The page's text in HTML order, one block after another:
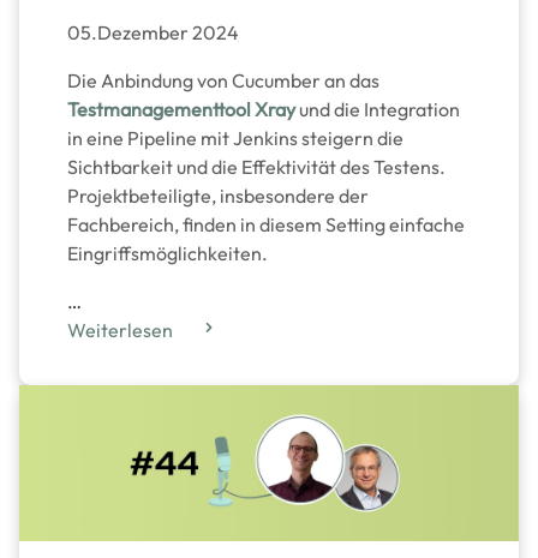
05.Dezember 2024
Die Anbindung von Cucumber an das
Testmanagementtool Xrayund die Integration
in eine Pipeline mit Jenkins steigern die
Sichtbarkeit und die Effektivität des Testens.
Projektbeteiligte, insbesondere der
Fachbereich, finden in diesem Setting einfache
Eingriffsmöglichkeiten.
…
Weiterlesen